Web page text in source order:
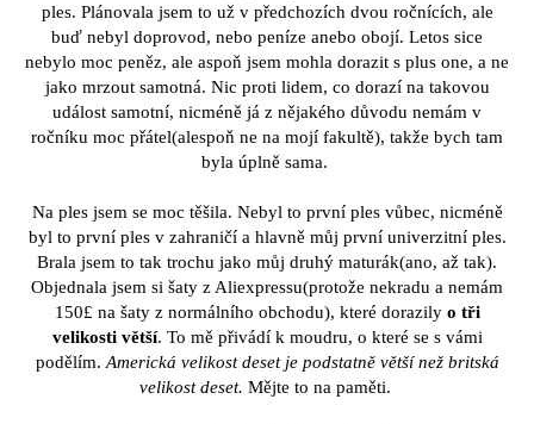
ples. Plánovala jsem to už v předchozích dvou ročnících, ale
buď nebyl doprovod, nebo peníze anebo obojí. Letos sice
nebylo moc peněz, ale aspoň jsem mohla dorazit s plus one, a ne
jako mrzout samotná. Nic proti lidem, co dorazí na takovou
událost samotní, nicméně já z nějakého důvodu nemám v
ročníku moc přátel(alespoň ne na mojí fakultě), takže bych tam
byla úplně sama.
Na ples jsem se moc těšila. Nebyl to první ples vůbec, nicméně
byl to první ples v zahraničí a hlavně můj první univerzitní ples.
Brala jsem to tak trochu jako můj druhý maturák(ano, až tak).
Objednala jsem si šaty z Aliexpressu(protože nekradu a nemám
150£ na šaty z normálního obchodu), které dorazily o tři
velikosti větší. To mě přivádí k moudru, o které se s vámi
podělím. Americká velikost deset je podstatně větší než britská
velikost deset. Mějte to na paměti.